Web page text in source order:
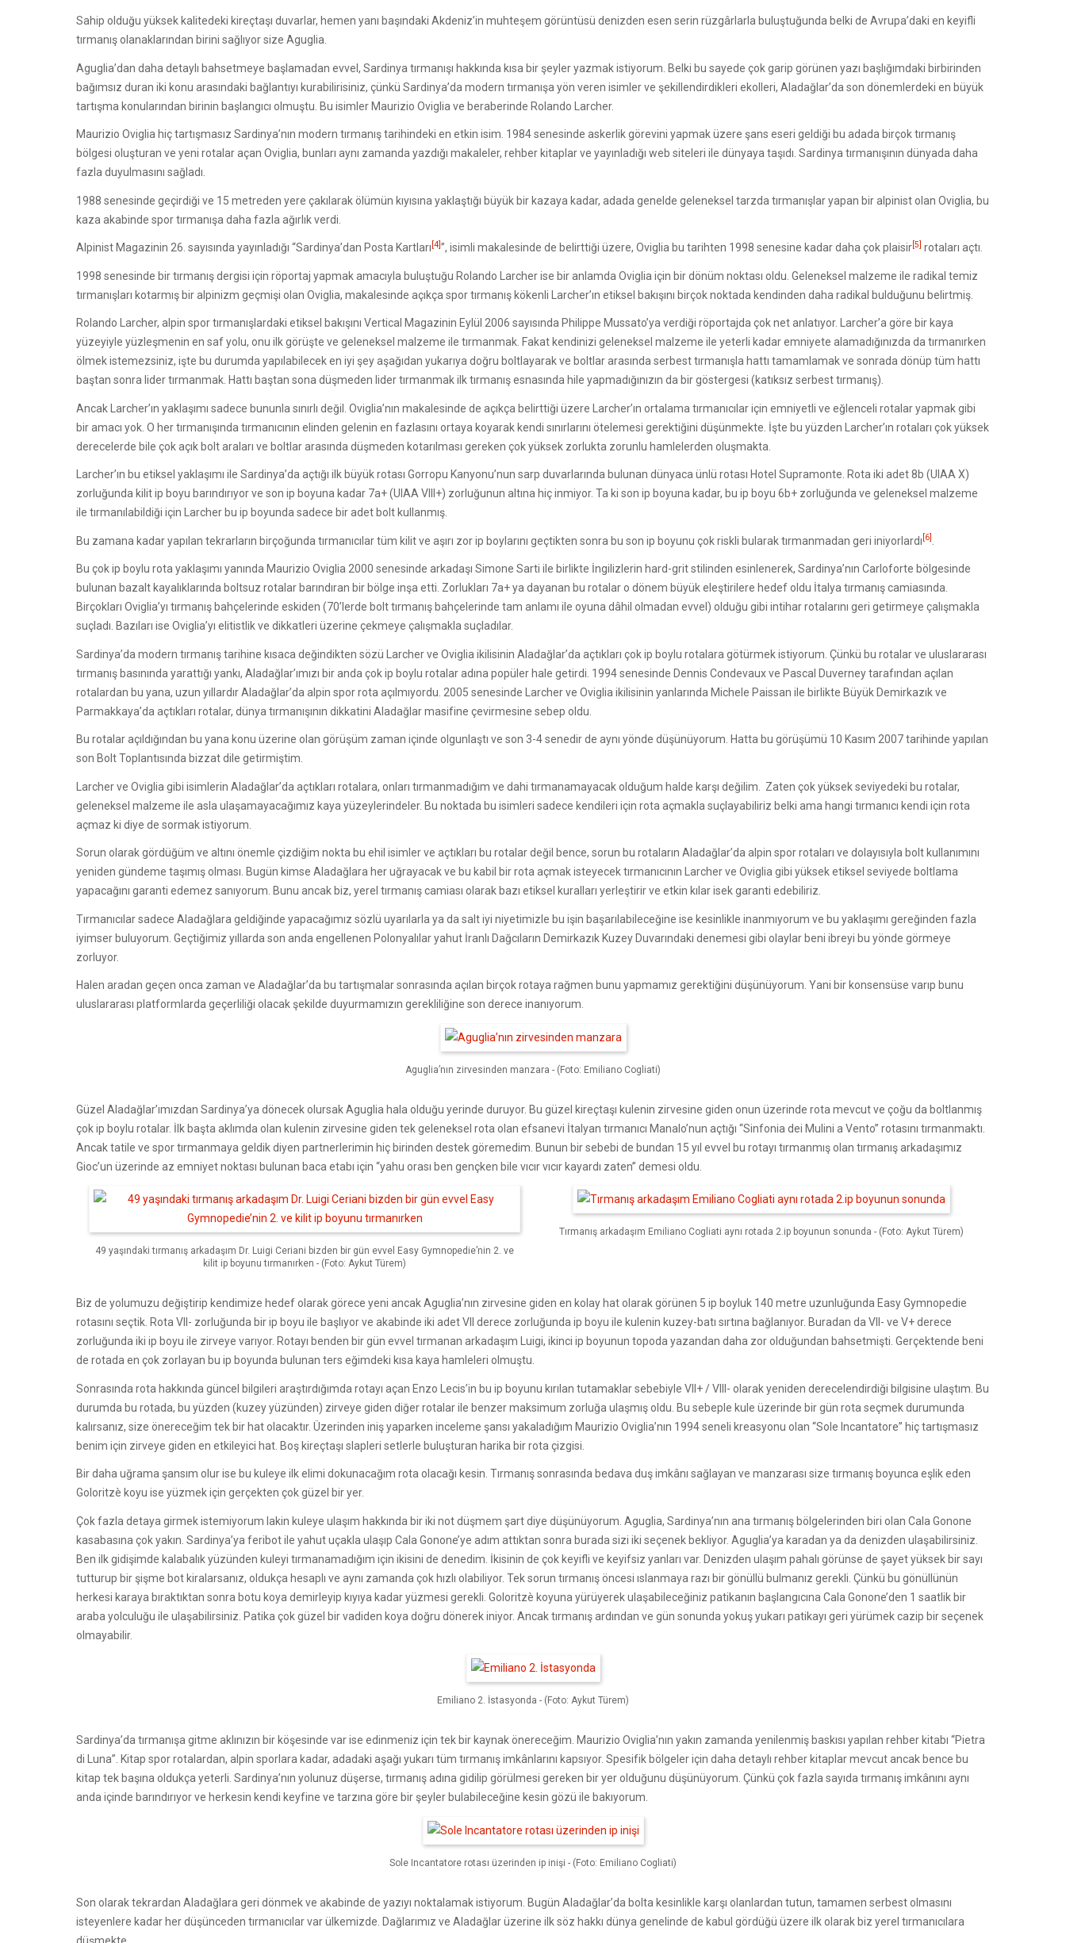
Sahip olduğu yüksek kalitedeki kireçtaşı duvarlar, hemen yanı başındaki Akdeniz’in muhteşem görüntüsü denizden esen serin rüzgârlarla buluştuğunda belki de Avrupa’daki en keyifli
tırmanış olanaklarından birini sağlıyor size Aguglia.
Aguglia’dan daha detaylı bahsetmeye başlamadan evvel, Sardinya tırmanışı hakkında kısa bir şeyler yazmak istiyorum. Belki bu sayede çok garip görünen yazı başlığımdaki birbirinden
bağımsız duran iki konu arasındaki bağlantıyı kurabilirisiniz, çünkü Sardinya’da modern tırmanışa yön veren isimler ve şekillendirdikleri ekolleri, Aladağlar’da son dönemlerdeki en büyük
tartışma konularından birinin başlangıcı olmuştu. Bu isimler Maurizio Oviglia ve beraberinde Rolando Larcher.
Maurizio Oviglia hiç tartışmasız Sardinya’nın modern tırmanış tarihindeki en etkin isim. 1984 senesinde askerlik görevini yapmak üzere şans eseri geldiği bu adada birçok tırmanış
bölgesi oluşturan ve yeni rotalar açan Oviglia, bunları aynı zamanda yazdığı makaleler, rehber kitaplar ve yayınladığı web siteleri ile dünyaya taşıdı. Sardinya tırmanışının dünyada daha
fazla duyulmasını sağladı.
1988 senesinde geçirdiği ve 15 metreden yere çakılarak ölümün kıyısına yaklaştığı büyük bir kazaya kadar, adada genelde geleneksel tarzda tırmanışlar yapan bir alpinist olan Oviglia, bu
kaza akabinde spor tırmanışa daha fazla ağırlık verdi.
Alpinist Magazinin 26. sayısında yayınladığı “Sardinya’dan Posta Kartları [4]”, isimli makalesinde de belirttiği üzere, Oviglia bu tarihten 1998 senesine kadar daha çok plaisir[5] rotaları açtı.
1998 senesinde bir tırmanış dergisi için röportaj yapmak amacıyla buluştuğu Rolando Larcher ise bir anlamda Oviglia için bir dönüm noktası oldu. Geleneksel malzeme ile radikal temiz
tırmanışları kotarmış bir alpinizm geçmişi olan Oviglia, makalesinde açıkça spor tırmanış kökenli Larcher’ın etiksel bakışını birçok noktada kendinden daha radikal bulduğunu belirtmiş.
Rolando Larcher, alpin spor tırmanışlardaki etiksel bakışını Vertical Magazinin Eylül 2006 sayısında Philippe Mussato’ya verdiği röportajda çok net anlatıyor. Larcher’a göre bir kaya
yüzeyiyle yüzleşmenin en saf yolu, onu ilk görüşte ve geleneksel malzeme ile tırmanmak. Fakat kendinizi geleneksel malzeme ile yeterli kadar emniyete alamadığınızda da tırmanırken
ölmek istemezsiniz, işte bu durumda yapılabilecek en iyi şey aşağıdan yukarıya doğru boltlayarak ve boltlar arasında serbest tırmanışla hattı tamamlamak ve sonrada dönüp tüm hattı
baştan sonra lider tırmanmak. Hattı baştan sona düşmeden lider tırmanmak ilk tırmanış esnasında hile yapmadığınızın da bir göstergesi (katıksız serbest tırmanış).
Ancak Larcher’ın yaklaşımı sadece bununla sınırlı değil. Oviglia’nın makalesinde de açıkça belirttiği üzere Larcher’ın ortalama tırmanıcılar için emniyetli ve eğlenceli rotalar yapmak gibi
bir amacı yok. O her tırmanışında tırmanıcının elinden gelenin en fazlasını ortaya koyarak kendi sınırlarını ötelemesi gerektiğini düşünmekte. İşte bu yüzden Larcher’ın rotaları çok yüksek
derecelerde bile çok açık bolt araları ve boltlar arasında düşmeden kotarılması gereken çok yüksek zorlukta zorunlu hamlelerden oluşmakta.
Larcher’ın bu etiksel yaklaşımı ile Sardinya’da açtığı ilk büyük rotası Gorropu Kanyonu’nun sarp duvarlarında bulunan dünyaca ünlü rotası Hotel Supramonte. Rota iki adet 8b (UIAA X)
zorluğunda kilit ip boyu barındırıyor ve son ip boyuna kadar 7a+ (UIAA VIII+) zorluğunun altına hiç inmiyor. Ta ki son ip boyuna kadar, bu ip boyu 6b+ zorluğunda ve geleneksel malzeme
ile tırmanılabildiği için Larcher bu ip boyunda sadece bir adet bolt kullanmış.
Bu zamana kadar yapılan tekrarların birçoğunda tırmanıcılar tüm kilit ve aşırı zor ip boylarını geçtikten sonra bu son ip boyunu çok riskli bularak tırmanmadan geri iniyorlardı [6]
Bu çok ip boylu rota yaklaşımı yanında Maurizio Oviglia 2000 senesinde arkadaşı Simone Sarti ile birlikte İngilizlerin hard-grit stilinden esinlenerek, Sardinya’nın Carloforte bölgesinde
bulunan bazalt kayalıklarında boltsuz rotalar barındıran bir bölge inşa etti. Zorlukları 7a+ ya dayanan bu rotalar o dönem büyük eleştirilere hedef oldu İtalya tırmanış camiasında.
Birçokları Oviglia’yı tırmanış bahçelerinde eskiden (70’lerde bolt tırmanış bahçelerinde tam anlamı ile oyuna dâhil olmadan evvel) olduğu gibi intihar rotalarını geri getirmeye çalışmakla
suçladı. Bazıları ise Oviglia’yı elitistlik ve dikkatleri üzerine çekmeye çalışmakla suçladılar.
Sardinya’da modern tırmanış tarihine kısaca değindikten sözü Larcher ve Oviglia ikilisinin Aladağlar’da açtıkları çok ip boylu rotalara götürmek istiyorum. Çünkü bu rotalar ve uluslararası
tırmanış basınında yarattığı yankı, Aladağlar’ımızı bir anda çok ip boylu rotalar adına popüler hale getirdi. 1994 senesinde Dennis Condevaux ve Pascal Duverney tarafından açılan
rotalardan bu yana, uzun yıllardır Aladağlar’da alpin spor rota açılmıyordu. 2005 senesinde Larcher ve Oviglia ikilisinin yanlarında Michele Paissan ile birlikte Büyük Demirkazık ve
Parmakkaya’da açtıkları rotalar, dünya tırmanışının dikkatini Aladağlar masifine çevirmesine sebep oldu.
Bu rotalar açıldığından bu yana konu üzerine olan görüşüm zaman içinde olgunlaştı ve son 3-4 senedir de aynı yönde düşünüyorum. Hatta bu görüşümü 10 Kasım 2007 tarihinde yapılan
son Bolt Toplantısında bizzat dile getirmiştim.
Larcher ve Oviglia gibi isimlerin Aladağlar’da açtıkları rotalara, onları tırmanmadığım ve dahi tırmanamayacak olduğum halde karşı değilim. Zaten çok yüksek seviyedeki bu rotalar,
geleneksel malzeme ile asla ulaşamayacağımız kaya yüzeylerindeler. Bu noktada bu isimleri sadece kendileri için rota açmakla suçlayabiliriz belki ama hangi tırmanıcı kendi için rota
açmaz ki diye de sormak istiyorum.
Sorun olarak gördüğüm ve altını önemle çizdiğim nokta bu ehil isimler ve açtıkları bu rotalar değil bence, sorun bu rotaların Aladağlar’da alpin spor rotaları ve dolayısıyla bolt kullanımını
yeniden gündeme taşımış olması. Bugün kimse Aladağlara her uğrayacak ve bu kabil bir rota açmak isteyecek tırmanıcının Larcher ve Oviglia gibi yüksek etiksel seviyede boltlama
yapacağını garanti edemez sanıyorum. Bunu ancak biz, yerel tırmanış camiası olarak bazı etiksel kuralları yerleştirir ve etkin kılar isek garanti edebiliriz.
Tırmanıcılar sadece Aladağlara geldiğinde yapacağımız sözlü uyarılarla ya da salt iyi niyetimizle bu işin başarılabileceğine ise kesinlikle inanmıyorum ve bu yaklaşımı gereğinden fazla
iyimser buluyorum. Geçtiğimiz yıllarda son anda engellenen Polonyalılar yahut İranlı Dağcıların Demirkazık Kuzey Duvarındaki denemesi gibi olaylar beni ibreyi bu yönde görmeye
zorluyor.
Halen aradan geçen onca zaman ve Aladağlar’da bu tartışmalar sonrasında açılan birçok rotaya rağmen bunu yapmamız gerektiğini düşünüyorum. Yani bir konsensüse varıp bunu
uluslararası platformlarda geçerliliği olacak şekilde duyurmamızın gerekliliğine son derece inanıyorum.
Aguglia’nın zirvesinden manzara - (Foto: Emiliano Cogliati)
Güzel Aladağlar’ımızdan Sardinya’ya dönecek olursak Aguglia hala olduğu yerinde duruyor. Bu güzel kireçtaşı kulenin zirvesine giden onun üzerinde rota mevcut ve çoğu da boltlanmış
çok ip boylu rotalar. İlk başta aklımda olan kulenin zirvesine giden tek geleneksel rota olan efsanevi İtalyan tırmanıcı Manalo’nun açtığı “Sinfonia dei Mulini a Vento” rotasını tırmanmaktı.
Ancak tatile ve spor tırmanmaya geldik diyen partnerlerimin hiç birinden destek göremedim. Bunun bir sebebi de bundan 15 yıl evvel bu rotayı tırmanmış olan tırmanış arkadaşımız
Gioc’un üzerinde az emniyet noktası bulunan baca etabı için “yahu orası ben gençken bile vıcır vıcır kayardı zaten” demesi oldu.
49 yaşındaki tırmanış arkadaşım Dr. Luigi Ceriani bizden bir gün evvel Easy Gymnopedie’nin 2. ve
kilit ip boyunu tırmanırken - (Foto: Aykut Türem)
Tırmanış arkadaşım Emiliano Cogliati aynı rotada 2.ip boyunun sonunda - (Foto: Aykut Türem)
Biz de yolumuzu değiştirip kendimize hedef olarak görece yeni ancak Aguglia’nın zirvesine giden en kolay hat olarak görünen 5 ip boyluk 140 metre uzunluğunda Easy Gymnopedie
rotasını seçtik. Rota VII- zorluğunda bir ip boyu ile başlıyor ve akabinde iki adet VII derece zorluğunda ip boyu ile kulenin kuzey-batı sırtına bağlanıyor. Buradan da VII- ve V+ derece
zorluğunda iki ip boyu ile zirveye varıyor. Rotayı benden bir gün evvel tırmanan arkadaşım Luigi, ikinci ip boyunun topoda yazandan daha zor olduğundan bahsetmişti. Gerçektende beni
de rotada en çok zorlayan bu ip boyunda bulunan ters eğimdeki kısa kaya hamleleri olmuştu.
Sonrasında rota hakkında güncel bilgileri araştırdığımda rotayı açan Enzo Lecis’in bu ip boyunu kırılan tutamaklar sebebiyle VII+ / VIII- olarak yeniden derecelendirdiği bilgisine ulaştım. Bu
durumda bu rotada, bu yüzden (kuzey yüzünden) zirveye giden diğer rotalar ile benzer maksimum zorluğa ulaşmış oldu. Bu sebeple kule üzerinde bir gün rota seçmek durumunda
kalırsanız, size önereceğim tek bir hat olacaktır. Üzerinden iniş yaparken inceleme şansı yakaladığım Maurizio Oviglia’nın 1994 seneli kreasyonu olan “Sole Incantatore” hiç tartışmasız
benim için zirveye giden en etkileyici hat. Boş kireçtaşı slapleri setlerle buluşturan harika bir rota çizgisi.
Bir daha uğrama şansım olur ise bu kuleye ilk elimi dokunacağım rota olacağı kesin. Tırmanış sonrasında bedava duş imkânı sağlayan ve manzarası size tırmanış boyunca eşlik eden
Goloritzè koyu ise yüzmek için gerçekten çok güzel bir yer.
Çok fazla detaya girmek istemiyorum lakin kuleye ulaşım hakkında bir iki not düşmem şart diye düşünüyorum. Aguglia, Sardinya’nın ana tırmanış bölgelerinden biri olan Cala Gonone
kasabasına çok yakın. Sardinya’ya feribot ile yahut uçakla ulaşıp Cala Gonone’ye adım attıktan sonra burada sizi iki seçenek bekliyor. Aguglia’ya karadan ya da denizden ulaşabilirsiniz.
Ben ilk gidişimde kalabalık yüzünden kuleyi tırmanamadığım için ikisini de denedim. İkisinin de çok keyifli ve keyifsiz yanları var. Denizden ulaşım pahalı görünse de şayet yüksek bir sayı
tutturup bir şişme bot kiralarsanız, oldukça hesaplı ve aynı zamanda çok hızlı olabiliyor. Tek sorun tırmanış öncesi ıslanmaya razı bir gönüllü bulmanız gerekli. Çünkü bu gönüllünün
herkesi karaya bıraktıktan sonra botu koya demirleyip kıyıya kadar yüzmesi gerekli. Goloritzè koyuna yürüyerek ulaşabileceğiniz patikanın başlangıcına Cala Gonone’den 1 saatlik bir
araba yolculuğu ile ulaşabilirsiniz. Patika çok güzel bir vadiden koya doğru dönerek iniyor. Ancak tırmanış ardından ve gün sonunda yokuş yukarı patikayı geri yürümek cazip bir seçenek
olmayabilir.
Emiliano 2. İstasyonda - (Foto: Aykut Türem)
Sardinya’da tırmanışa gitme aklınızın bir köşesinde var ise edinmeniz için tek bir kaynak önereceğim. Maurizio Oviglia’nın yakın zamanda yenilenmiş baskısı yapılan rehber kitabı “Pietra
di Luna”. Kitap spor rotalardan, alpin sporlara kadar, adadaki aşağı yukarı tüm tırmanış imkânlarını kapsıyor. Spesifik bölgeler için daha detaylı rehber kitaplar mevcut ancak bence bu
kitap tek başına oldukça yeterli. Sardinya’nın yolunuz düşerse, tırmanış adına gidilip görülmesi gereken bir yer olduğunu düşünüyorum. Çünkü çok fazla sayıda tırmanış imkânını aynı
anda içinde barındırıyor ve herkesin kendi keyfine ve tarzına göre bir şeyler bulabileceğine kesin gözü ile bakıyorum.
Sole Incantatore rotası üzerinden ip inişi - (Foto: Emiliano Cogliati)
Son olarak tekrardan Aladağlara geri dönmek ve akabinde de yazıyı noktalamak istiyorum. Bugün Aladağlar’da bolta kesinlikle karşı olanlardan tutun, tamamen serbest olmasını
isteyenlere kadar her düşünceden tırmanıcılar var ülkemizde. Dağlarımız ve Aladağlar üzerine ilk söz hakkı dünya genelinde de kabul gördüğü üzere ilk olarak biz yerel tırmanıcılara
düşmekte.